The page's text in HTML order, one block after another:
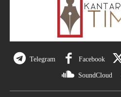
Telegram Facebook
SoundCloud